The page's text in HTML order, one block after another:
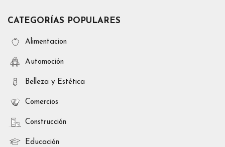
CATEGORÍAS POPULARES
Alimentacion
Automoción
Belleza y Estética
Comercios
Construcción
Educación